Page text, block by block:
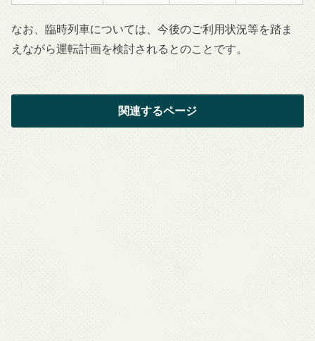
なお、臨時列車については、今後のご利用状況等を踏ま
えながら運転計画を検討されるとのことです。
関連するページ